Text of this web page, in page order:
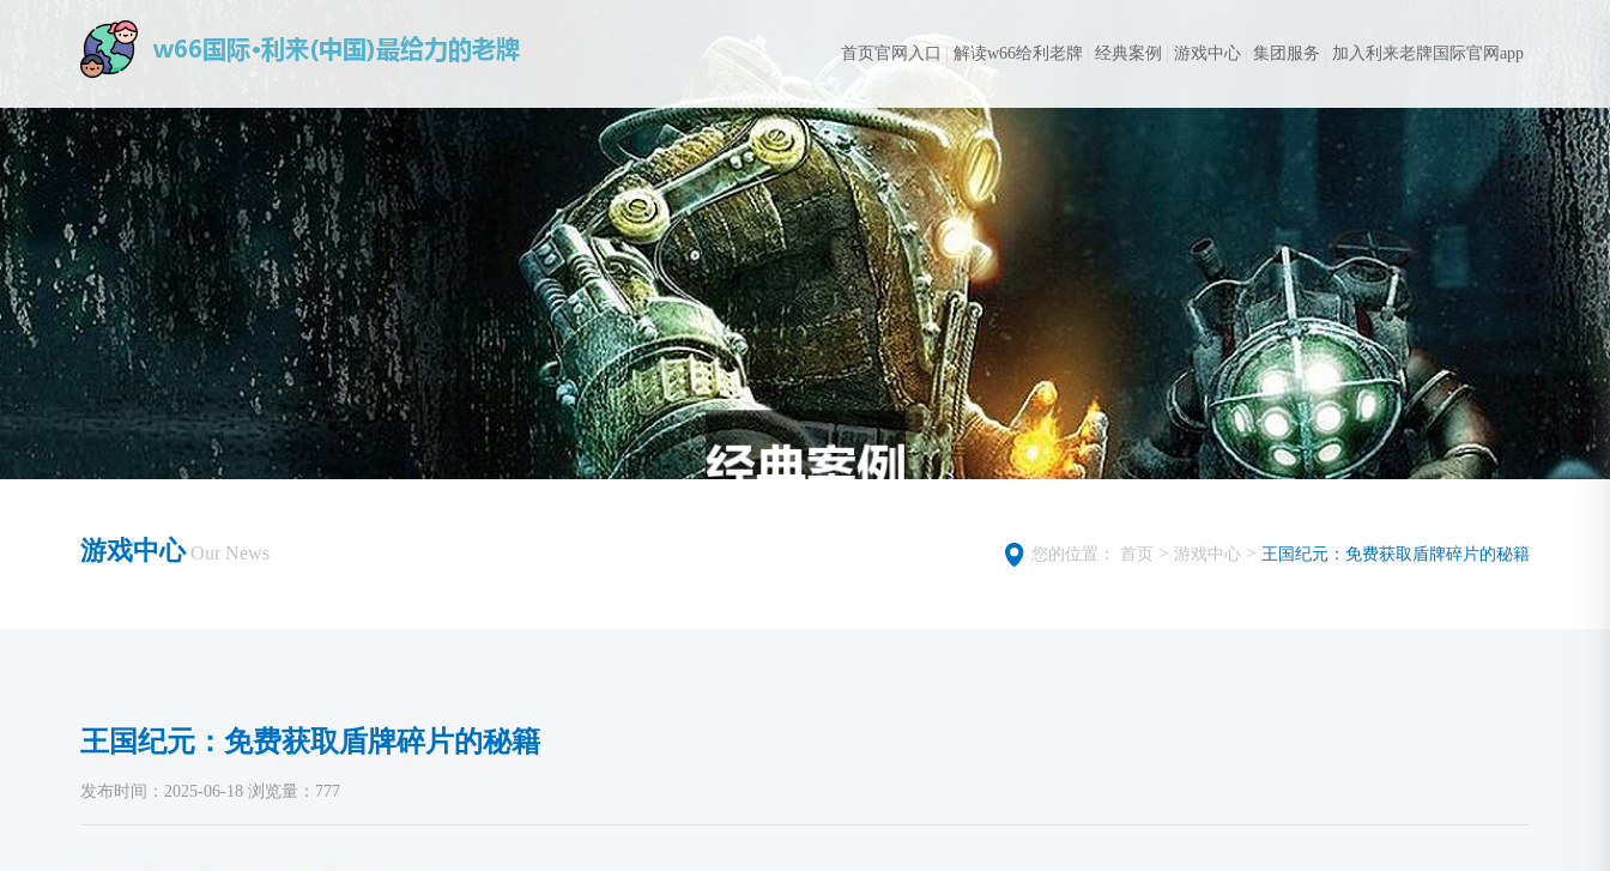
首页官网入口 解读w66给利老牌 经典案例 游戏中心 集团服务 加入利来老牌国际官网app
游戏中心 Our News 您的位置： 首页 > 游戏中心> 王国纪元：免费获取盾牌碎片的秘籍
王国纪元：免费获取盾牌碎片的秘籍
发布时间：2025-06-18 浏览量：777